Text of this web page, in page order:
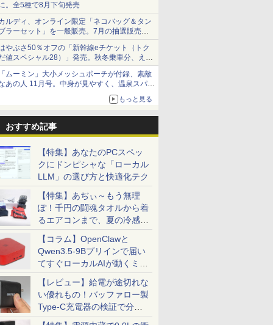
。全5種で8月下旬発売
ルディ、オンライン限定「ネコバッグ＆タン
ラーセット」を一般販売。7月の抽選販売の
選無効分
やぶさ50％オフの「新幹線eチケット（トク
値スペシャル28）」発売。秋冬乗車分、えき
っと限定
ムーミン」大小メッシュポーチが付録、素敵
あの人 11月号。中身が見やすく、温泉スパに
もっと見る
おすすめ記事
【特集】あなたのPCスペッ
クにドンピシャな「ローカル
LLM」の選び方と快適化テク
【特集】あぢぃ～もう無理
ぽ！千円の闘魂タオルから着
るエアコンまで、夏の冷感グ
ッズ一挙紹介
【コラム】OpenClawと
Qwen3.5-9Bプリインで届い
てすぐローカルAIが動くミニ
PC「SER9 Pro」
【レビュー】給電が途切れな
い優れもの！バッファロー製
Type-C充電器の検証で分か
ったこと